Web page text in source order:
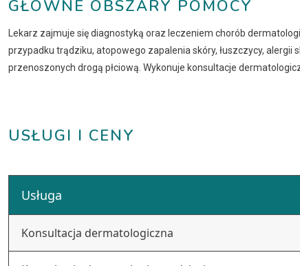
GŁÓWNE OBSZARY POMOCY
Lekarz zajmuje się diagnostyką oraz leczeniem chorób
przypadku trądziku, atopowego zapalenia skóry, łuszczycy,
przenoszonych drogą płciową. Wykonuje konsultacje
USŁUGI I CENY
Usługa
Konsultacja dermatologiczna